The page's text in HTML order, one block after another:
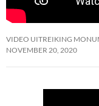
VIDEO UITREIKING
NOVEMBER 20, 2020